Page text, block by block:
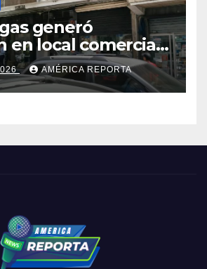
generó
en local comercial
AMÉRICA REPORTA